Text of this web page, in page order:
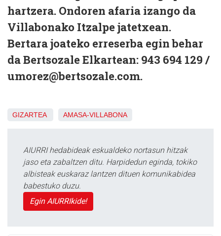
hartzera. Ondoren afaria izango da
Villabonako Itzalpe jatetxean.
Bertara joateko erreserba egin behar
da Bertsozale Elkartean: 943 694 129 /
umorez@bertsozale.com.
GIZARTEA AMASA-VILLABONA
AIURRI hedabideak eskualdeko nortasun hitzak
jaso eta zabaltzen ditu. Harpidedun eginda, tokiko
albisteak euskaraz lantzen dituen komunikabidea
babestuko duzu.
Egin AIURRIkide!